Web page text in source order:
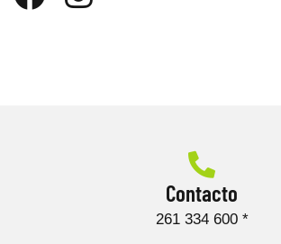
Contacto
261 334 600 *